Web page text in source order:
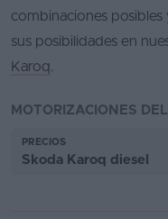
combinaciones
sus posibilidades en
Karoq.
MOTORIZACIONES
PRECIOS
Skoda Karoq diesel